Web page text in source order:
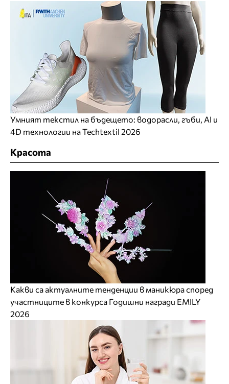
Умният текстил на бъдещето: водорасли, гъби, AI и
4D технологии на Techtextil 2026
Красота
Какви са актуалните тенденции в маникюра според
участниците в конкурса Годишни награди EMILY
2026